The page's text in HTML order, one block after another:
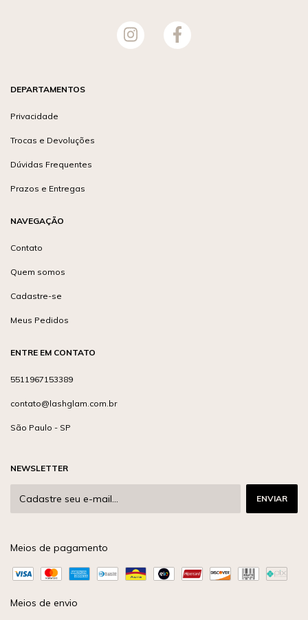
DEPARTAMENTOS
Privacidade
Trocas e Devoluções
Dúvidas Frequentes
Prazos e Entregas
NAVEGAÇÃO
Contato
Quem somos
Cadastre-se
Meus Pedidos
ENTRE EM CONTATO
5511967153389
contato@lashglam.com.br
São Paulo - SP
NEWSLETTER
Meios de pagamento
Meios de envio